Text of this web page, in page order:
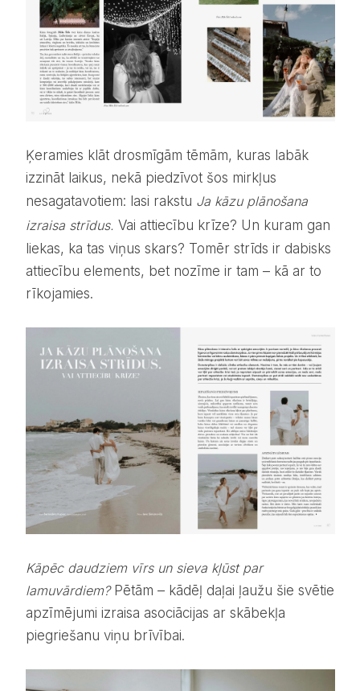
Ķeramies klāt drosmīgām tēmām, kuras labāk
izzināt laikus, nekā piedzīvot šos mirkļus
nesagatavotiem: lasi rakstu Ja kāzu plānošana
izraisa strīdus. Vai attiecību krīze? Un kuram gan
liekas, ka tas viņus skars? Tomēr strīds ir dabisks
attiecību elements, bet nozīme ir tam – kā ar to
rīkojamies.
Kāpēc daudziem vīrs un sieva kļūst par
lamuvārdiem?Pētām – kādēļ daļai ļaužu šie svētie
apzīmējumi izraisa asociācijas ar skābekļa
piegriešanu viņu brīvībai.